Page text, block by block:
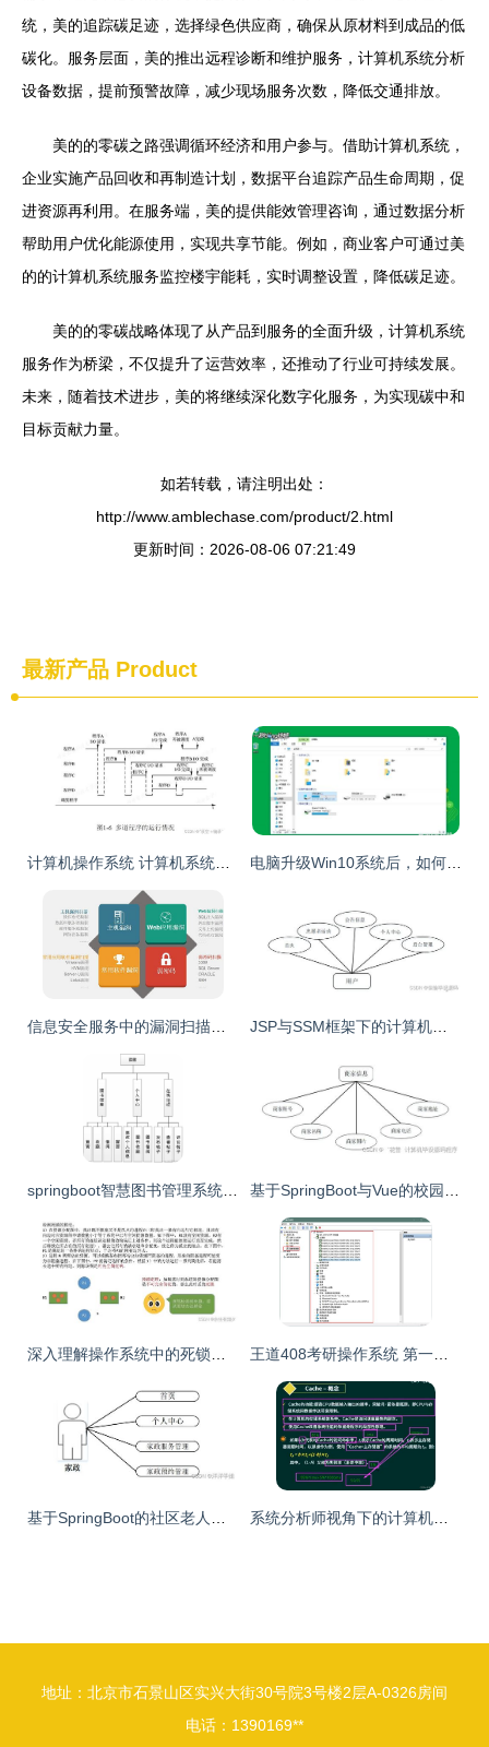
统，美的追踪碳足迹，选择绿色供应商，确保从原材料到成品的低
碳化。服务层面，美的推出远程诊断和维护服务，计算机系统分析
设备数据，提前预警故障，减少现场服务次数，降低交通排放。
美的的零碳之路强调循环经济和用户参与。借助计算机系统，
企业实施产品回收和再制造计划，数据平台追踪产品生命周期，促
进资源再利用。在服务端，美的提供能效管理咨询，通过数据分析
帮助用户优化能源使用，实现共享节能。例如，商业客户可通过美
的的计算机系统服务监控楼宇能耗，实时调整设置，降低碳足迹。
美的的零碳战略体现了从产品到服务的全面升级，计算机系统
服务作为桥梁，不仅提升了运营效率，还推动了行业可持续发展。
未来，随着技术进步，美的将继续深化数字化服务，为实现碳中和
目标贡献力量。
如若转载，请注明出处：
http://www.amblechase.com/product/2.html
更新时间：2026-08-06 07:21:49
最新产品 Product
地址：北京市石景山区实兴大街30号院3号楼2层A-0326房间
电话：1390169**